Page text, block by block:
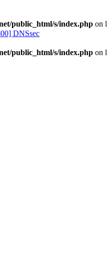
public_html/s/index.php on
DNSsec
public_html/s/index.php on